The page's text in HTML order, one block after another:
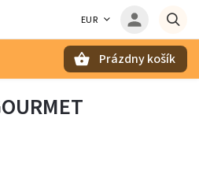
EUR
Prázdny košík